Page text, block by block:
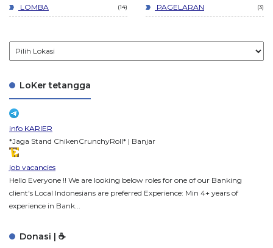
LOMBA 14 PAGELARAN 3
LoKer tetangga
info KARIER
*Jaga Stand ChikenCrunchyRoll* | Banjar
job vacancies
Hello Everyone !! We are looking below roles for one of our Banking
client's Local Indonesians are preferred Experience: Min 4+ years of
experience in Bank...
Donasi | ☕